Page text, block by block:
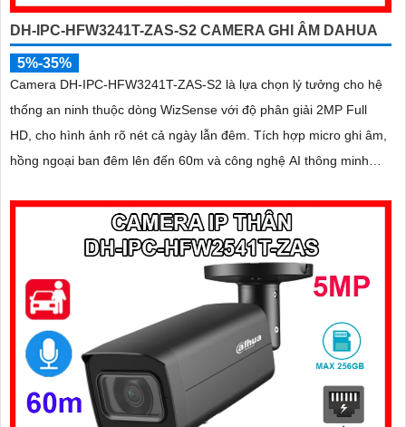
DH-IPC-HFW3241T-ZAS-S2 CAMERA GHI ÂM DAHUA
5%-35%
Camera DH-IPC-HFW3241T-ZAS-S2 là lựa chọn lý tưởng cho hệ
thống an ninh thuộc dòng WizSense với độ phân giải 2MP Full
HD, cho hình ảnh rõ nét cả ngày lẫn đêm. Tích hợp micro ghi âm,
hồng ngoại ban đêm lên đến 60m và công nghệ AI thông minh